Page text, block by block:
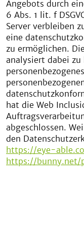
Angebots durch
6 Abs. 1 lit. f
Server verbleiben
eine
zu ermöglichen.
analysiert dabei
hat die Web
abgeschlossen.
den
https://eye-
https://bunny.net/